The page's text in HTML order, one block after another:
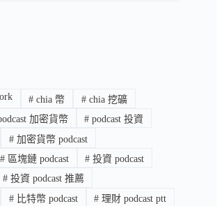
# chia 幣 # chia 挖礦
加密貨幣 # podcast 投資
#加密貨幣 podcast
#區塊鏈 podcast # 投資 podcast
#投資 podcast 推薦
#比特幣 podcast # 理財 podcast ptt